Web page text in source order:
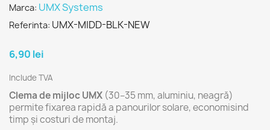
Marca: UMX Systems
Referinta: UMX-MIDD-BLK-NEW
6,90 lei
Include TVA
Clema de mijloc UMX (30–35 mm, aluminiu, neagră)
permite fixarea rapidă a panourilor solare, economisind
timp și costuri de montaj.